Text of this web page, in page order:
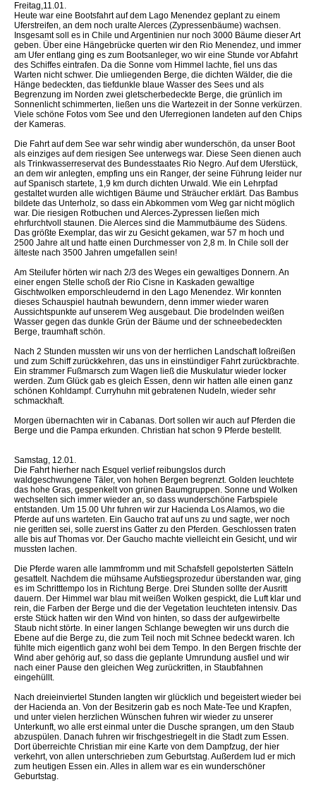
Freitag,11.01.
Heute war eine Bootsfahrt auf dem Lago Menendez geplant zu einem
Uferstreifen, an dem noch uralte Alerces (Zypressenbäume) wachsen.
Insgesamt soll es in Chile und Argentinien nur noch 3000 Bäume dieser Art
geben. Über eine Hängebrücke querten wir den Rio Menendez, und immer
am Ufer entlang ging es zum Bootsanleger, wo wir eine Stunde vor Abfahrt
des Schiffes eintrafen. Da die Sonne vom Himmel lachte, fiel uns das
Warten nicht schwer. Die umliegenden Berge, die dichten Wälder, die die
Hänge bedeckten, das tiefdunkle blaue Wasser des Sees und als
Begrenzung im Norden zwei gletscherbedeckte Berge, die grünlich im
Sonnenlicht schimmerten, ließen uns die Wartezeit in der Sonne verkürzen.
Viele schöne Fotos vom See und den Uferregionen landeten auf den Chips
der Kameras.
Die Fahrt auf dem See war sehr windig aber wunderschön, da unser Boot
als einziges auf dem riesigen See unterwegs war. Diese Seen dienen auch
als Trinkwasserreservat des Bundesstaates Rio Negro. Auf dem Uferstück,
an dem wir anlegten, empfing uns ein Ranger, der seine Führung leider nur
auf Spanisch startete, 1,9 km durch dichten Urwald. Wie ein Lehrpfad
gestaltet wurden alle wichtigen Bäume und Sträucher erklärt. Das Bambus
bildete das Unterholz, so dass ein Abkommen vom Weg gar nicht möglich
war. Die riesigen Rotbuchen und Alerces-Zypressen ließen mich
ehrfurchtvoll staunen. Die Alerces sind die Mammutbäume des Südens.
Das größte Exemplar, das wir zu Gesicht gekamen, war 57 m hoch und
2500 Jahre alt und hatte einen Durchmesser von 2,8 m. In Chile soll der
älteste nach 3500 Jahren umgefallen sein!
Am Steilufer hörten wir nach 2/3 des Weges ein gewaltiges Donnern. An
einer engen Stelle schoß der Rio Cisne in Kaskaden gewaltige
Gischtwolken emporschleudernd in den Lago Menendez. Wir konnten
dieses Schauspiel hautnah bewundern, denn immer wieder waren
Aussichtspunkte auf unserem Weg ausgebaut. Die brodelnden weißen
Wasser gegen das dunkle Grün der Bäume und der schneebedeckten
Berge, traumhaft schön.
Nach 2 Stunden mussten wir uns von der herrlichen Landschaft loßreißen
und zum Schiff zurückkehren, das uns in einstündiger Fahrt zurückbrachte.
Ein strammer Fußmarsch zum Wagen ließ die Muskulatur wieder locker
werden. Zum Glück gab es gleich Essen, denn wir hatten alle einen ganz
schönen Kohldampf. Curryhuhn mit gebratenen Nudeln, wieder sehr
schmackhaft.
Morgen übernachten wir in Cabanas. Dort sollen wir auch auf Pferden die
Berge und die Pampa erkunden. Christian hat schon 9 Pferde bestellt.
Samstag, 12.01.
Die Fahrt hierher nach Esquel verlief reibungslos durch
waldgeschwungene Täler, von hohen Bergen begrenzt. Golden leuchtete
das hohe Gras, gespenkelt von grünen Baumgruppen. Sonne und Wolken
wechselten sich immer wieder an, so dass wunderschöne Farbspiele
entstanden. Um 15.00 Uhr fuhren wir zur Hacienda Los Alamos, wo die
Pferde auf uns warteten. Ein Gaucho trat auf uns zu und sagte, wer noch
nie geritten sei, solle zuerst ins Gatter zu den Pferden. Geschlossen traten
alle bis auf Thomas vor. Der Gaucho machte vielleicht ein Gesicht, und wir
mussten lachen.
Die Pferde waren alle lammfromm und mit Schafsfell gepolsterten Sätteln
gesattelt. Nachdem die mühsame Aufstiegsprozedur überstanden war, ging
es im Schritttempo los in Richtung Berge. Drei Stunden sollte der Ausritt
dauern. Der Himmel war blau mit weißen Wolken gespickt, die Luft klar und
rein, die Farben der Berge und die der Vegetation leuchteten intensiv. Das
erste Stück hatten wir den Wind von hinten, so dass der aufgewirbelte
Staub nicht störte. In einer langen Schlange bewegten wir uns durch die
Ebene auf die Berge zu, die zum Teil noch mit Schnee bedeckt waren. Ich
fühlte mich eigentlich ganz wohl bei dem Tempo. In den Bergen frischte der
Wind aber gehörig auf, so dass die geplante Umrundung ausfiel und wir
nach einer Pause den gleichen Weg zurückritten, in Staubfahnen
eingehüllt.
Nach dreieinviertel Stunden langten wir glücklich und begeistert wieder bei
der Hacienda an. Von der Besitzerin gab es noch Mate-Tee und Krapfen,
und unter vielen herzlichen Wünschen fuhren wir wieder zu unserer
Unterkunft, wo alle erst einmal unter die Dusche sprangen, um den Staub
abzuspülen. Danach fuhren wir frischgestriegelt in die Stadt zum Essen.
Dort überreichte Christian mir eine Karte von dem Dampfzug, der hier
verkehrt, von allen unterschrieben zum Geburtstag. Außerdem lud er mich
zum heutigen Essen ein. Alles in allem war es ein wunderschöner
Geburtstag.